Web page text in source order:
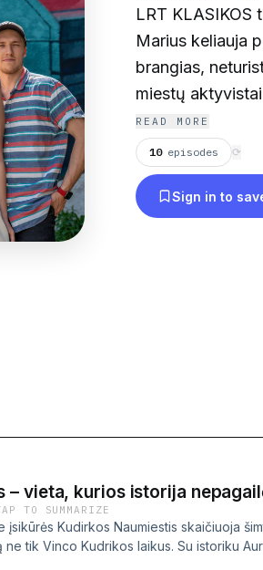
LRT KLASIKOS
Marius keliauja
brangias,
miestų
po Rokiškį
skaičiuoja
Tinklalaidė
platformos
READ MORE
10 episodes ⟳
Sign in to
– vieta, kurios istorija
TO SUMMARIZE
įsikūrės Kudirkos Naumiestis skaičiuoja
tik Vinco Kudrikos laikus. Su istoriku